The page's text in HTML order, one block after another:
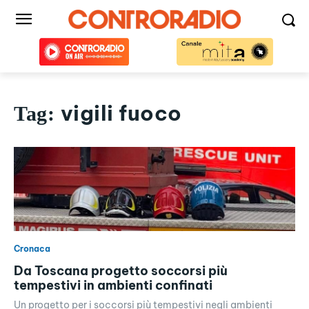
Tag: vigili fuoco
Cronaca
Da Toscana progetto soccorsi più
tempestivi in ambienti confinati
Un progetto per i soccorsi più tempestivi negli ambienti